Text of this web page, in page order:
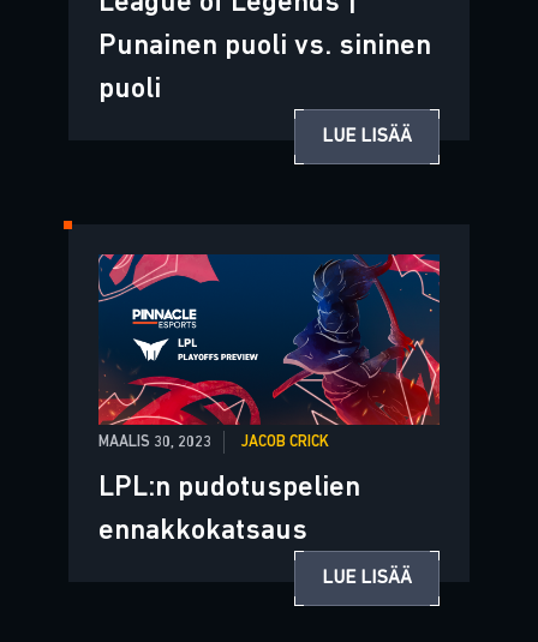
Punainen puoli vs. sininen
puoli
LUE LISÄÄ
MAALIS 30, 2023 JACOB CRICK
LPL:n pudotuspelien
ennakkokatsaus
LUE LISÄÄ